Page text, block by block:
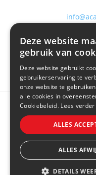
Copyright © 2026
Deze website
gebruik van
Deze website gebruikt
gebruikerservaring te
onze website te
alle cookies in
Cookiebeleid. Lees verder
ALLES
ALLES
DETAILS